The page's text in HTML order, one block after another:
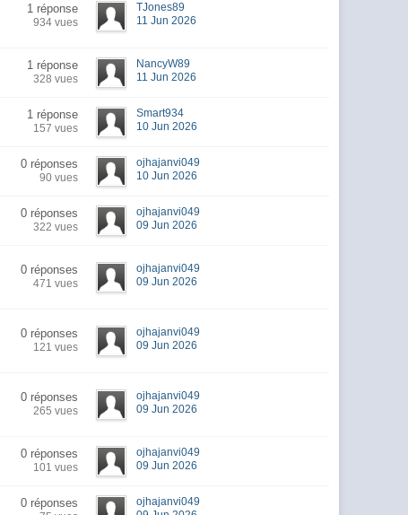
1 réponse
934 vues
TJones89
11 Jun 2026
1 réponse
328 vues
NancyW89
11 Jun 2026
1 réponse
157 vues
Smart934
10 Jun 2026
0 réponses
90 vues
ojhajanvi049
10 Jun 2026
0 réponses
322 vues
ojhajanvi049
09 Jun 2026
0 réponses
471 vues
ojhajanvi049
09 Jun 2026
0 réponses
121 vues
ojhajanvi049
09 Jun 2026
0 réponses
265 vues
ojhajanvi049
09 Jun 2026
0 réponses
101 vues
ojhajanvi049
09 Jun 2026
0 réponses
ojhajanvi049